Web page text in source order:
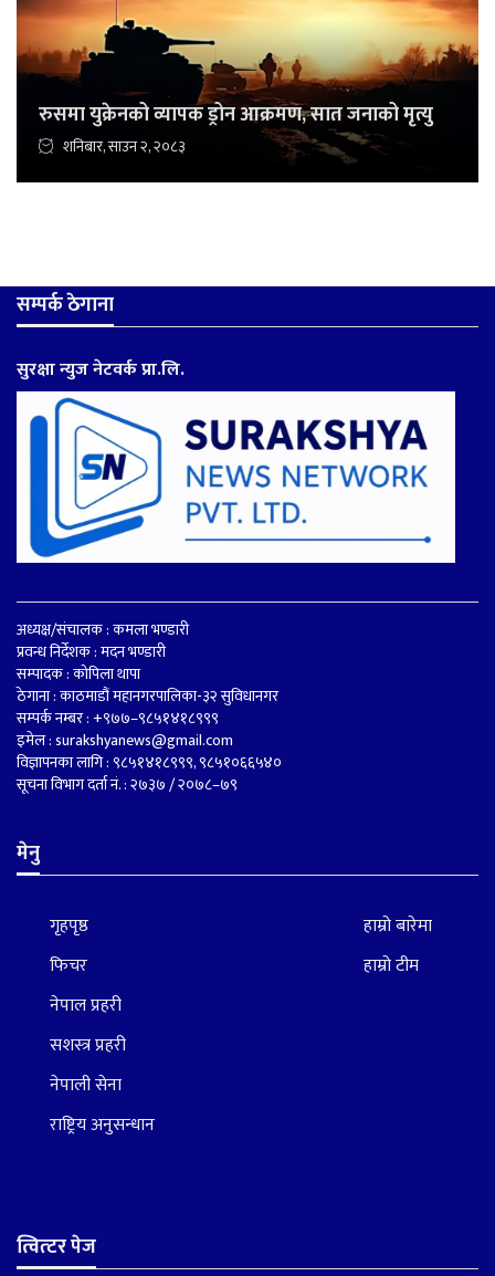
रुसमा युक्रेनको व्यापक ड्रोन आक्रमण, सात जनाको मृत्यु
शनिबार, साउन २, २०८३
सम्पर्क ठेगाना
सुरक्षा न्युज नेटवर्क प्रा.लि.
अध्यक्ष/संचालक : कमला भण्डारी
प्रवन्ध निर्देशक : मदन भण्डारी
सम्पादक : कोपिला थापा
ठेगाना : काठमाडौं महानगरपालिका-३२ सुविधानगर
सम्पर्क नम्बर : +९७७–९८५१४१८९९९
इमेल :surakshyanews@gmail.com
विज्ञापनका लागि : ९८५१४१८९९९, ९८५१०६६५४०
सूचना विभाग दर्ता नं. : २७३७ / २०७८–७९
मेनु
गृहपृष्ठ
फिचर
नेपाल प्रहरी
सशस्त्र प्रहरी
नेपाली सेना
राष्ट्रिय अनुसन्धान
हाम्रो बारेमा
हाम्रो टीम
त्वित्टर पेज